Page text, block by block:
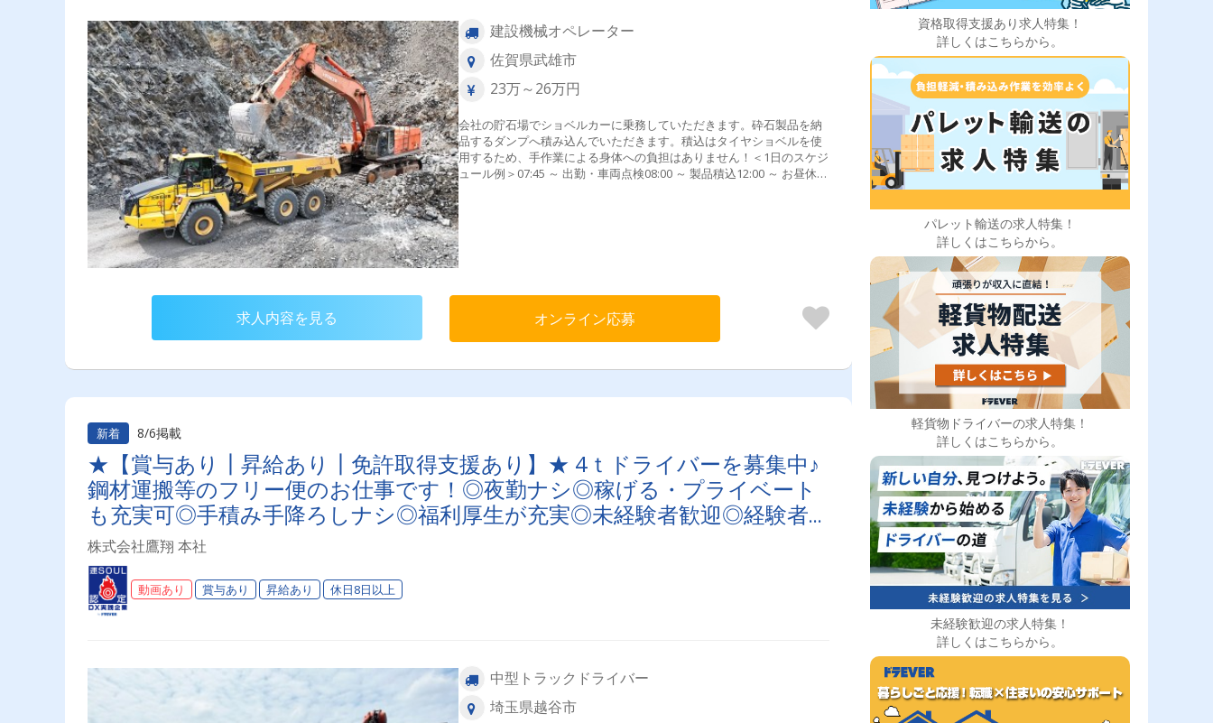
建設機械オペレーター
佐賀県武雄市
23万～26万円
会社の貯石場でショベルカーに乗務していただきます。砕石製品を納
品するダンプへ積み込んでいただきます。積込はタイヤショベルを使
用するため、手作業による身体への負担はありません！＜1日のスケジ
ュール例＞07:45 ～ 出勤・車両点検08:00 ～ 製品積込12:00 ～ お昼休憩
13:00 ～ 製品積込16:45 ～ 積込作業終了・車両点検・業務終了
求人内容を見る オンライン応募
新着 8/6掲載
★【賞与あり┃昇給あり┃免許取得支援あり】★ 4ｔドライバーを募集中♪
鋼材運搬等のフリー便のお仕事です！◎夜勤ナシ◎稼げる・プライベート
も充実可◎手積み手降ろしナシ◎福利厚生が充実◎未経験者歓迎◎経験者
優遇
株式会社鷹翔 本社
動画あり 賞与あり 昇給あり 休日8日以上
中型トラックドライバー
埼玉県越谷市
資格取得支援あり求人特集！
詳しくはこちらから。
パレット輸送の求人特集！
詳しくはこちらから。
軽貨物ドライバーの求人特集！
詳しくはこちらから。
未経験歓迎の求人特集！
詳しくはこちらから。